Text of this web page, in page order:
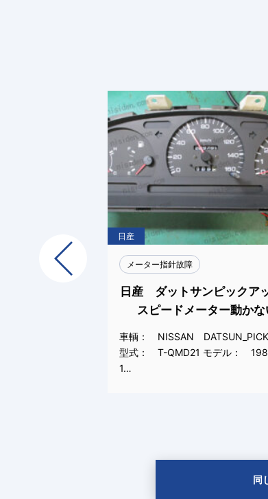
Previous
日産
メーター指針故障
日産 ダットサンピックア
スピードメーター動かな
車輌： NISSAN
型式： T-QMD21 モデル：
1…
同